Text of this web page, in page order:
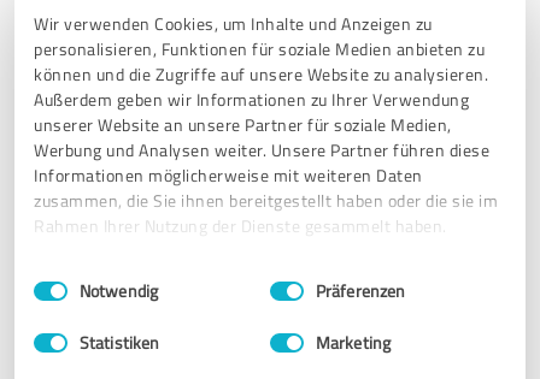
Wir verwenden Cookies, um Inhalte und Anzeigen zu
personalisieren, Funktionen für soziale Medien anbieten zu
können und die Zugriffe auf unsere Website zu analysieren.
Außerdem geben wir Informationen zu Ihrer Verwendung
unserer Website an unsere Partner für soziale Medien,
Werbung und Analysen weiter. Unsere Partner führen diese
Informationen möglicherweise mit weiteren Daten
zusammen, die Sie ihnen bereitgestellt haben oder die sie im
Rahmen Ihrer Nutzung der Dienste gesammelt haben.
Impressum Datenschutzbestimmungen
Einwilligungsauswahl
Notwendig Präferenzen
Statistiken Marketing
5,00 von 5
SEHR GUT Empfehlung
Steffen war bei unserem Event (OMD 2024) als Redner und
hat die meisten positiven Stimmen unserer Gäste
fanden seinen Vortrag durchweg inspirierend.
Normalerweise fragen wir keine Speaker zwei Mal an, aber
bei Steffen könnten wir es uns vorstellen!